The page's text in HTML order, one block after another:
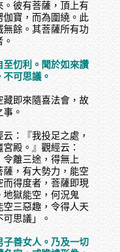
彼有菩薩，頂上有
伽寶，而為圍繞。此
餘。其菩薩所有功
至忉利。聞於如來讚
不可思議。
藏即來隨喜法會，故
事。
云：『我投足之處，
殿。』觀經云：
令離三途，得無上
，有大勢力，能空
得度者，菩薩即現
地獄能空，何況鬼
三惡趣，令得人天
可思議」。
子善女人。乃及一切